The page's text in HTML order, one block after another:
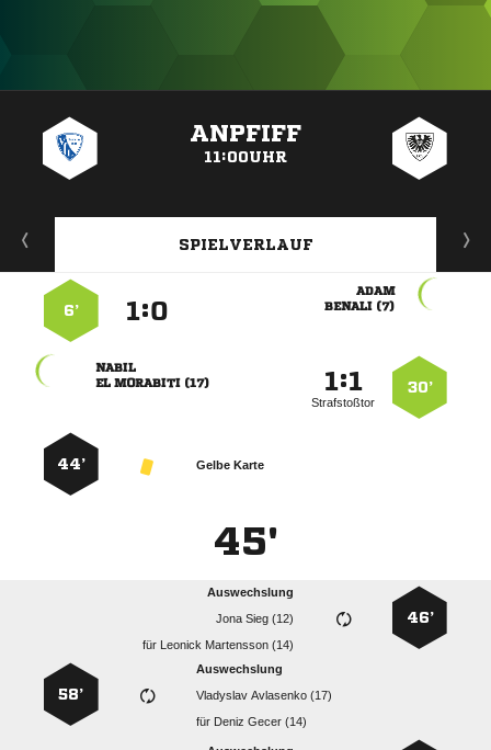
ANPFIFF
11:00UHR
SPIELVERLAUF

 
:
6’
30’
:
Strafstoßtor

  
Gelbe Karte
44’
45'
46’
Auswechslung
  
für   
Auswechslung
  
für   
58’